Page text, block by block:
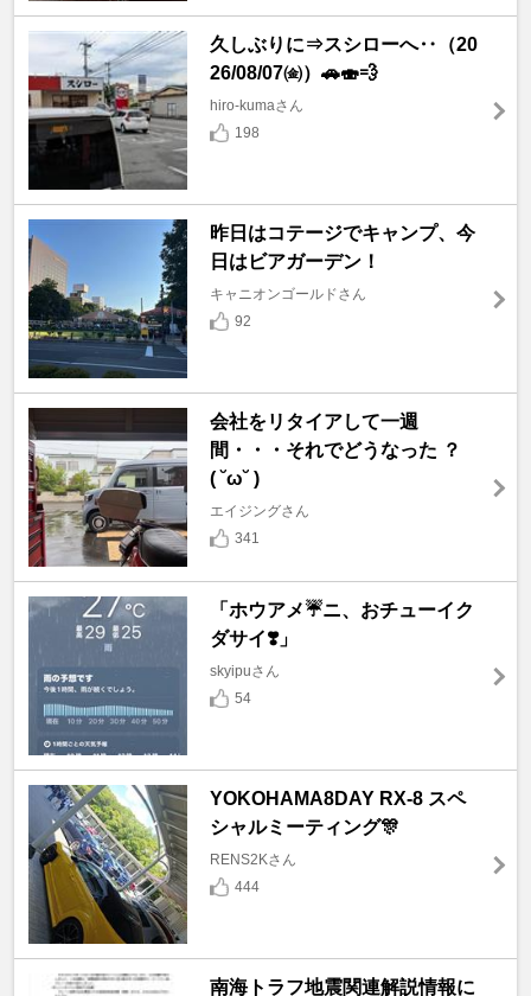
久しぶりに⇒スシローへ‥（20
26/08/07㈮）🚗🍣💨
hiro-kumaさん
198
昨日はコテージでキャンプ、今
日はビアガーデン！
キャニオンゴールドさん
92
会社をリタイアして一週
間・・・それでどうなった ？
( ˘ω˘ )
エイジングさん
341
「ホウアメ☔️ニ、おチューイク
ダサイ❣️」
skyipuさん
54
YOKOHAMA8DAY RX-8 スペ
シャルミーティング🎊
RENS2Kさん
444
南海トラフ地震関連解説情報に